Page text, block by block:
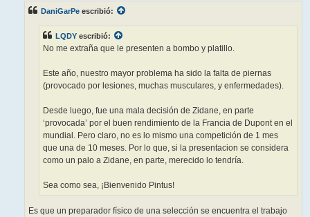
DaniGarPe escribió:
LQDY escribió:
No me extraña que le presenten a bombo y platillo.
Este año, nuestro mayor problema ha sido la falta de piernas
(provocado por lesiones, muchas musculares, y enfermedades).
Desde luego, fue una mala decisión de Zidane, en parte
‘provocada’ por el buen rendimiento de la Francia de Dupont en el
mundial. Pero claro, no es lo mismo una competición de 1 mes
que una de 10 meses. Por lo que, si la presentacion se considera
como un palo a Zidane, en parte, merecido lo tendría.
Sea como sea, ¡Bienvenido Pintus!
Es que un preparador físico de una selección se encuentra el trabajo